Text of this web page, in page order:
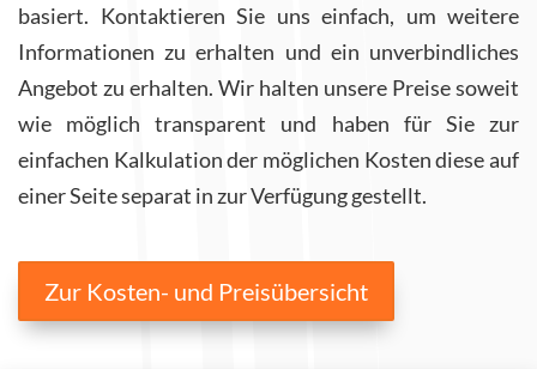
basiert. Kontaktieren Sie uns einfach, um weitere
Informationen zu erhalten und ein unverbindliches
Angebot zu erhalten. Wir halten unsere Preise soweit
wie möglich transparent und haben für Sie zur
einfachen Kalkulation der möglichen Kosten diese auf
einer Seite separat in zur Verfügung gestellt.
Zur Kosten- und Preisübersicht